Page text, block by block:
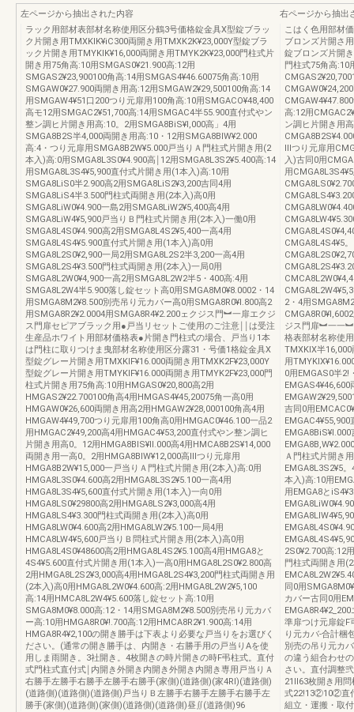
左ページから抽出された内容
ラック用部材表部材名称使用区分鶴3号価格錠金具X型錠ブラッ
ク片開き用TMXKIK¥iC300両開き用TMXK2K¥23,000Y型錠ブラ
ック片開き用TMYKlK¥16,000両開き用TMYK2K¥23,000門柱式片
開き用75角高:10用SMGAS0¥21.900高:12用
SMGAS2¥23,900100角高:14用SMGAS4¥46.60075角高:10用
SMGAW0¥27.900両開き用高:12用SMGAW2¥29,500100角高:14
用SMGAW4¥51口200つり元扉用100角高:10用SMGACO¥48,400
高モ12用SMGAC2¥51,700高:14用SMGAC4半55.900直付式やン
整ン調ヒ片開き用高:10。2用SMGA8BiS¥l,000高」4用
SMGA8B2S半4,000両開き用高:10・12用SMGA8BIW¥2.000
高:4・つり元扉用SMGA8B2W¥5.000戸当りＡ門柱式片開き用(2
本入)高:0用SMGA8L3S0¥4.900高￨12用SMGA8L3S2¥5.400高:14
用SMGA8L3S4¥5,900直付式片開き用(1本入)高:10用
SMGA8LiS0半2.900高2用SMGA8LiS2¥3,200吉同4用
SMGA8LiS4半3.500門柱式両開き用(2本入)高0用
SMGA8LiW0¥4.900一島2用SMGA8LiW2¥5,400高4用
SMGA8LiW4¥5,900戸当りＢ門柱式片開き用(2本入)一働0用
SMGA8L4S0¥4.900高2用SMGA8L4S2¥5,400一高4用
SMGA8L4S4¥5.900直付式片開き用(1本入)高0用
SMGA8L2S0¥2,900一局2用SMGA8L2S2半3,200一高4用
SMGA8L2S4¥3.500門柱式両開き用(2本入)一局0用
SMGA8L2W0¥4,900一高2用SMGA8L2W2半5・400高:4用
SMGA8L2W4半5.900落し錠セット高0用SMGA8M0¥8.0002・14
用SMGA8M2¥8.500別売吊り元カバー高0用SMGA8R0¥l.800高2
用SMGA8R2¥2.0004用SMGA8R4¥2.200ェクジス門︼一扉エクジ
ス門扉セピアブラック用●戸当リセットご使用のご注意￨￨は受注
生産品ホワイト用部材価格表●片開き門柱式の場合、戸当り1本
は門柱に取りつけま曳部材名称使用区分露31・号価1格錠金具X
型錠グレー片開き用TMXKlF¥16.000両開き用TMXK2F¥23,000Y
型錠グレー片開き用TMYKIF¥16.000両開き用TMYK2F¥23,000門
柱式片開き用75角高:10用HMGAS0¥20,800高2用
HMGAS2¥22.700100角高4用HMGAS4¥45,20075角一高0用
HMGAW0¥26,600両開き用高2用HMGAW2¥28,000100角高4用
HMGAW4¥49,700つり元扉用100角高0用HMGAC0¥46.100一品2
用HMGAC2¥49,200高4用HMGAC4¥53,200直付式やン整ン調ヒ
片開き用高0。12用HMGA8BIS¥ll.000高4用HMCA8B2S¥14,000
両開き用一高0。2用HMGA8BIW¥12,000高Ⅲつり元扉用
HMGA8B2W¥15,000一戸当りＡ門柱式片開き用(2本入)高:0用
HMGA8L3S0¥4.600高2用HMGA8L3S2¥5.100一高4用
HMGA8L3S4¥5,600直付式片開き用(1本入)一向0用
HMGA8LS0¥29800高2用HMGA8LS2¥3,000高4用
HMGA8LS4¥3.300門柱式両開き用(2本入)高0用
HMGA8LW0¥4.600高2用HMGA8LW2¥5.100一局4用
HMCA8LW4¥5,600戸当りＢ問柱式片開き用(2本入)高0用
HMGA8L4S0¥48600高2用HMGA8L4S2¥5.100高4用HMGA8と
4S4¥5.600直付式片開き用(1本入)一高0用HMGA8L2S0¥2.800高
2用HMGA8L2S2¥3,000高4用HMGA8L2S4¥3,200門柱式両開き用
(2本入)高0用HMGA8L2W0¥4.600高:2用HMGA8L2W2¥5,100
高:14用HMCA8L2W4¥5.600落し錠セット高:10用
SMGA8M0¥8.000高:12・14用SMGA8M2¥8.500別売吊り元カバ
ー高:10用HMGA8R0¥!.700高:12用HMCA8R2¥1.900高:14用
HMGA8R4¥2,100の開き勝手は下表より必要な戸当りをお選びく
ださい。(通常の開き勝手は、内開き・右勝手用の戸当りAを使
用しま雨開き。3社開き。4枚開きの時片開きの時F弔柱式。直付
式門柱式直付式￨内開き外開き内開き外開き内開き専用戸当りＡ
右勝手左勝手右勝手左勝手右勝手(家側)(道路側)(家4Rl)(遣路側)
(道路側)(道路側)(道路側)戸当りＢ左勝手右勝手左勝手右勝手左
勝手(家側)(道路側)(家側)(道路側)(道路側)昼∬(道路側)96
右ページから抽出
こはく色用部材
ブロンズ片開さ
錠ブロンズ片開
門柱式75角高:10
高:12用
ン調ヒ片開き用
Ⅲつり元扉用
入)古同0用
用
CMGA8L4S4¥5
2・4用
ジス門扉︼一一
格表部材名称使
TMXKlX半
用
0用EMGAS0半2!
吉同0用
Ａ門柱式片開き
EMGA8L3S2¥5
本入)高:10用
用EMGA8と
2S0¥2.700高:12
門柱式両開き用
同0用
カバー古同0用
準扉つけ元扉錠F
り元カバ‐合計
別売の吊り元カ
の違う組合わせ
さい。直付調整
21ll63枚開き用
式22!13②10②直
組立・運搬・取